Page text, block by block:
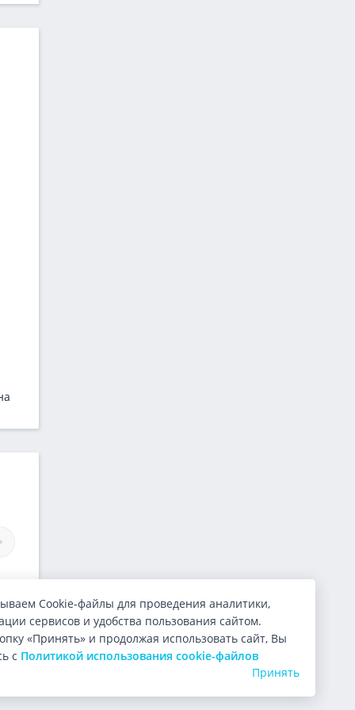
Cookie-файлы для проведения аналитики,
сервисов и удобства пользования сайтом.
«Принять» и продолжая использовать сайт, Вы
с Политикой использования cookie-файлов
Принять